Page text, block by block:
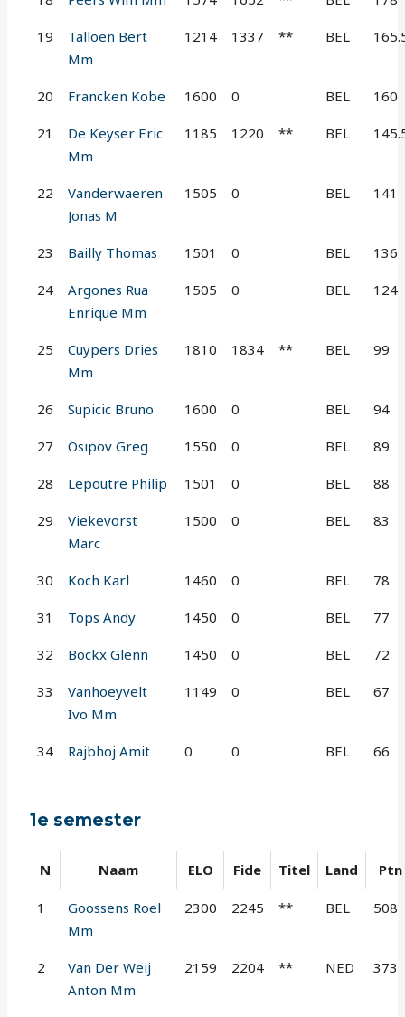
19
Talloen Bert
Mm
1214 1337 ** BEL
20 Francken Kobe 1600 0 BEL 160
21
De Keyser Eric
Mm
1185 1220 ** BEL
22
Vanderwaeren
Jonas M
1505 0 BEL 141
23 Bailly Thomas 1501 0 BEL 136
24
Argones Rua
Enrique Mm
1505 0 BEL 124
25
Cuypers Dries
Mm
1810 1834 ** BEL 99
26 Supicic Bruno 1600 0 BEL 94
27 Osipov Greg 1550 0 BEL 89
28 Lepoutre Philip 1501 0 BEL 88
29
Viekevorst
Marc
1500 0 BEL 83
30 Koch Karl 1460 0 BEL 78
31 Tops Andy 1450 0 BEL 77
32 Bockx Glenn 1450 0 BEL 72
33
Vanhoeyvelt
Ivo Mm
1149 0 BEL 67
34 Rajbhoj Amit 0 0 BEL 66
1e semester
N Naam ELO Fide Titel Land Ptn
1
Goossens Roel
Mm
2300 2245 ** BEL 508
2
Van Der Weij
Anton Mm
2159 2204 ** NED 373